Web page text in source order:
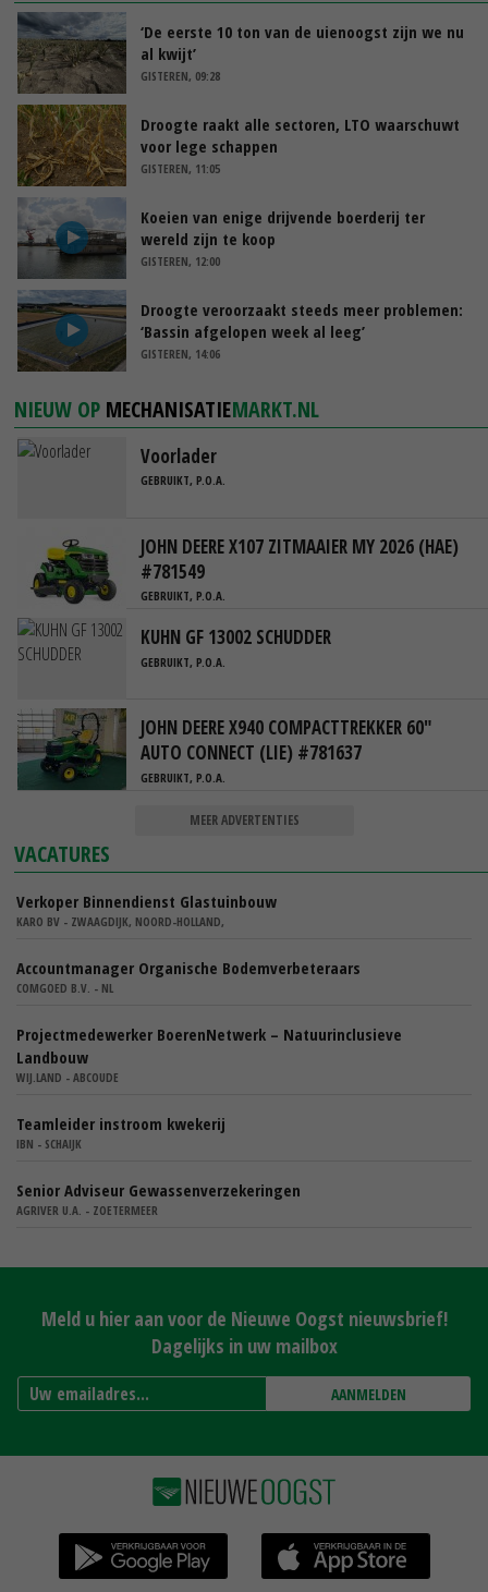
‘De eerste 10 ton van de uienoogst zijn we nu
al kwijt’
GISTEREN, 09:28
Droogte raakt alle sectoren, LTO waarschuwt
voor lege schappen
GISTEREN, 11:05
Koeien van enige drijvende boerderij ter
wereld zijn te koop
GISTEREN, 12:00
Droogte veroorzaakt steeds meer problemen:
‘Bassin afgelopen week al leeg’
GISTEREN, 14:06
NIEUW OP MECHANISATIEMARKT.NL
Voorlader
GEBRUIKT, P.O.A.
JOHN DEERE X107 ZITMAAIER MY 2026 (HAE)
#781549
GEBRUIKT, P.O.A.
KUHN GF 13002 SCHUDDER
GEBRUIKT, P.O.A.
JOHN DEERE X940 COMPACTTREKKER 60"
AUTO CONNECT (LIE) #781637
GEBRUIKT, P.O.A.
MEER ADVERTENTIES
VACATURES
Verkoper Binnendienst Glastuinbouw
KARO BV - ZWAAGDIJK, NOORD-HOLLAND,
Accountmanager Organische Bodemverbeteraars
COMGOED B.V. - NL
Projectmedewerker BoerenNetwerk – Natuurinclusieve
Landbouw
WIJ.LAND - ABCOUDE
Teamleider instroom kwekerij
IBN - SCHAIJK
Senior Adviseur Gewassenverzekeringen
AGRIVER U.A. - ZOETERMEER
Meld u hier aan voor de Nieuwe Oogst nieuwsbrief!
Dagelijks in uw mailbox
AANMELDEN